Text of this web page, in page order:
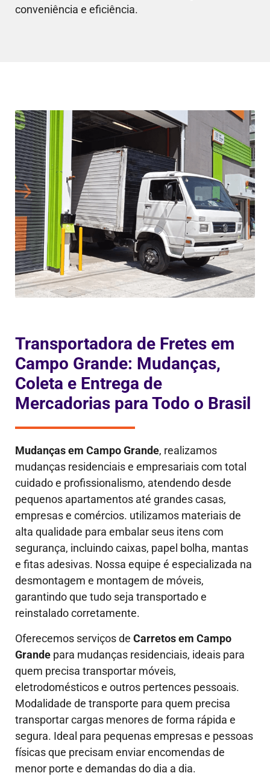
conveniência e eficiência.
Transportadora de Fretes em
Campo Grande: Mudanças,
Coleta e Entrega de
Mercadorias para Todo o Brasil
Mudanças em Campo Grande, realizamos
mudanças residenciais e empresariais com total
cuidado e profissionalismo, atendendo desde
pequenos apartamentos até grandes casas,
empresas e comércios. utilizamos materiais de
alta qualidade para embalar seus itens com
segurança, incluindo caixas, papel bolha, mantas
e fitas adesivas. Nossa equipe é especializada na
desmontagem e montagem de móveis,
garantindo que tudo seja transportado e
reinstalado corretamente.
Oferecemos serviços de Carretos em Campo
Grande para mudanças residenciais, ideais para
quem precisa transportar móveis,
eletrodomésticos e outros pertences pessoais.
Modalidade de transporte para quem precisa
transportar cargas menores de forma rápida e
segura. Ideal para pequenas empresas e pessoas
físicas que precisam enviar encomendas de
menor porte e demandas do dia a dia.